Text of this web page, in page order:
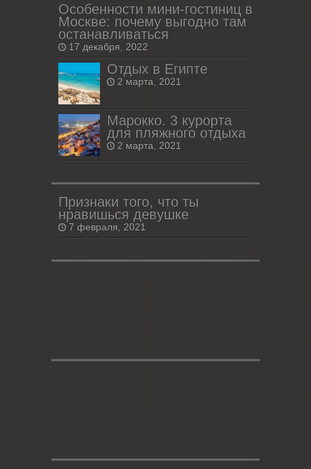
Особенности мини-гостиниц в
Москве: почему выгодно там
останавливаться
17 декабря, 2022
Отдых в Египте
2 марта, 2021
Марокко. 3 курорта
для пляжного отдыха
2 марта, 2021
Признаки того, что ты
нравишься девушке
7 февраля, 2021